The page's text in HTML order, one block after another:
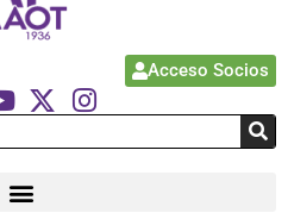
Acceso Socios